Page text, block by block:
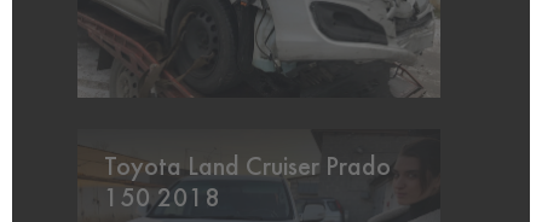
Toyota Land Cruiser Prado
150 2018